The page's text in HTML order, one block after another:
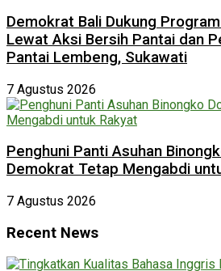
Demokrat Bali Dukung
Lewat Aksi Bersih Pantai dan
Pantai Lembeng, Sukawati
7 Agustus 2026
Penghuni Panti Asuhan
Demokrat Tetap Mengabdi
7 Agustus 2026
Recent News